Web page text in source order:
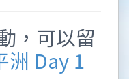
，可以留
洲 Day 1